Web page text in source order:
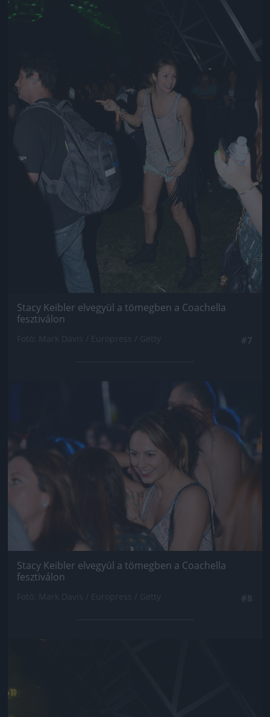
Stacy Keibler elvegyül a tömegben a Coachella
fesztiválon
Jön még kép!
Stacy Keibler elvegyül a tömegben a Coachella
fesztiválon